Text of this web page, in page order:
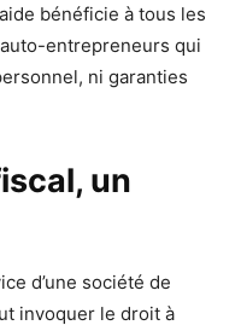
bénéficie à tous les
entrepreneurs qui
ni garanties
un
d’une société de
invoquer le droit à